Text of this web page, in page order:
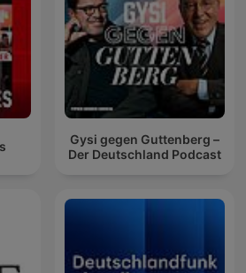
Gysi gegen Guttenberg –
Der Deutschland Podcast